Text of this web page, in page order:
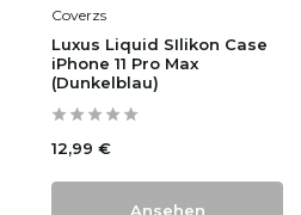
Coverzs
Luxus Liquid SIlikon Case
iPhone 11 Pro Max
(Dunkelblau)
12,99 €
Ansehen